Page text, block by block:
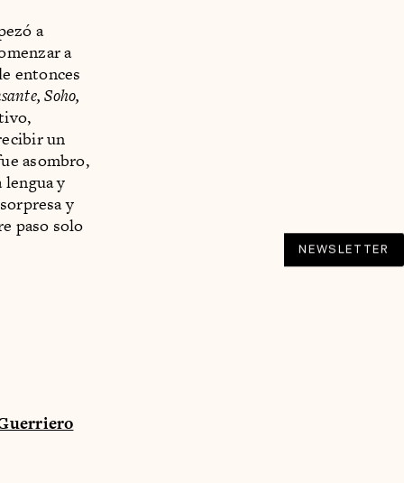
a
a
entonces
Soho,
un
asombro,
y
y
paso solo
NEWSLETTER